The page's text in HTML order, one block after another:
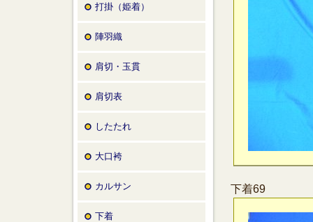
打掛（姫着）
陣羽織
肩切・玉貫
肩切表
したたれ
大口袴
カルサン
下着
下着69